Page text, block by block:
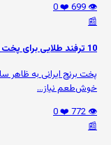
👁️ 699
❤️ 0
📰
10 ترفند طلایی برای پخت برنج ایرانی عالی
پخت برنج ایرانی به ظاهر
خوش‌طعم نیاز...
👁️ 772
❤️ 0
📰